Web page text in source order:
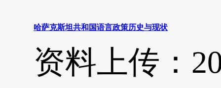
哈萨克斯坦共和国语言政策历史与现状
资料上传：